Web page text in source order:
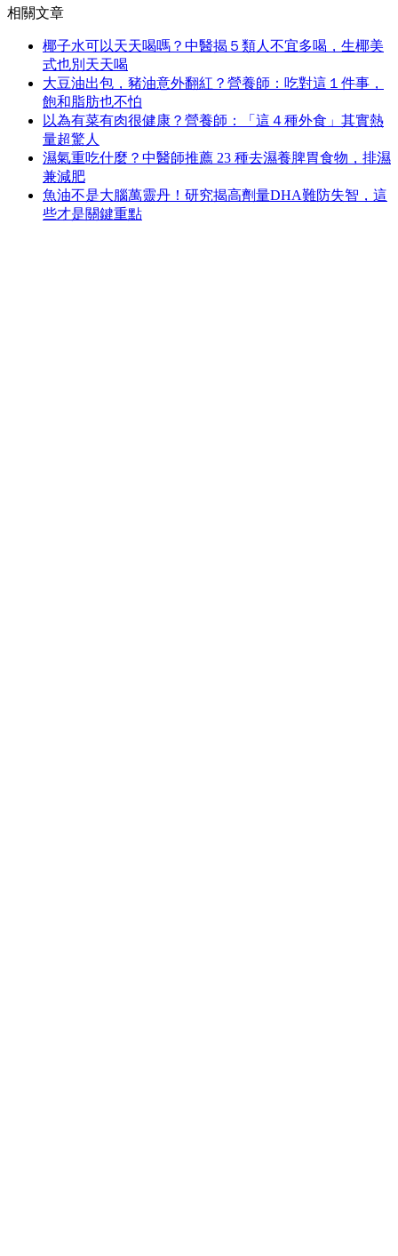
相關文章
椰子水可以天天喝嗎？中醫揭５類人不宜多喝，生椰美
式也別天天喝
大豆油出包，豬油意外翻紅？營養師：吃對這１件事，
飽和脂肪也不怕
以為有菜有肉很健康？營養師：「這４種外食」其實熱
量超驚人
濕氣重吃什麼？中醫師推薦 23 種去濕養脾胃食物，排濕
兼減肥
魚油不是大腦萬靈丹！研究揭高劑量DHA難防失智，這
些才是關鍵重點